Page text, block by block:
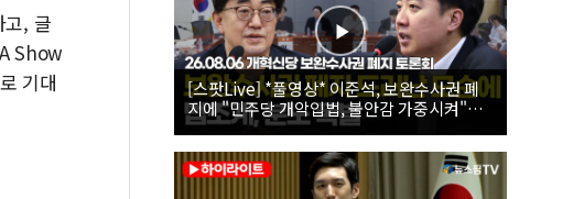
고, 글
Show
기대
[스팟Live] *풀영상* 이준석, 보완수사권 폐
지에 "민주당 개악입법, 불안감 가중시켜"｜
26.08.06 개혁신당 보완수사권 폐지 토론회